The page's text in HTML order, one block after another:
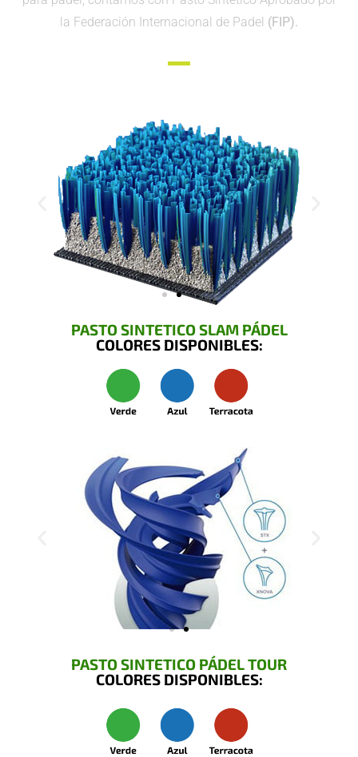
la Federación Internacional de Padel (FIP).
PASTO SINTETICO SLAM PÁDEL
COLORES DISPONIBLES:
PASTO SINTETICO PÁDEL TOUR
COLORES DISPONIBLES: